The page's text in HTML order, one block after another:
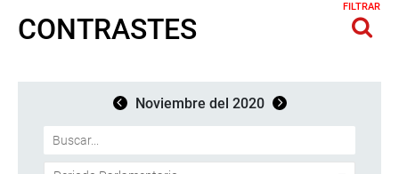
CONTRASTES
FILTRAR
Noviembre del 2020